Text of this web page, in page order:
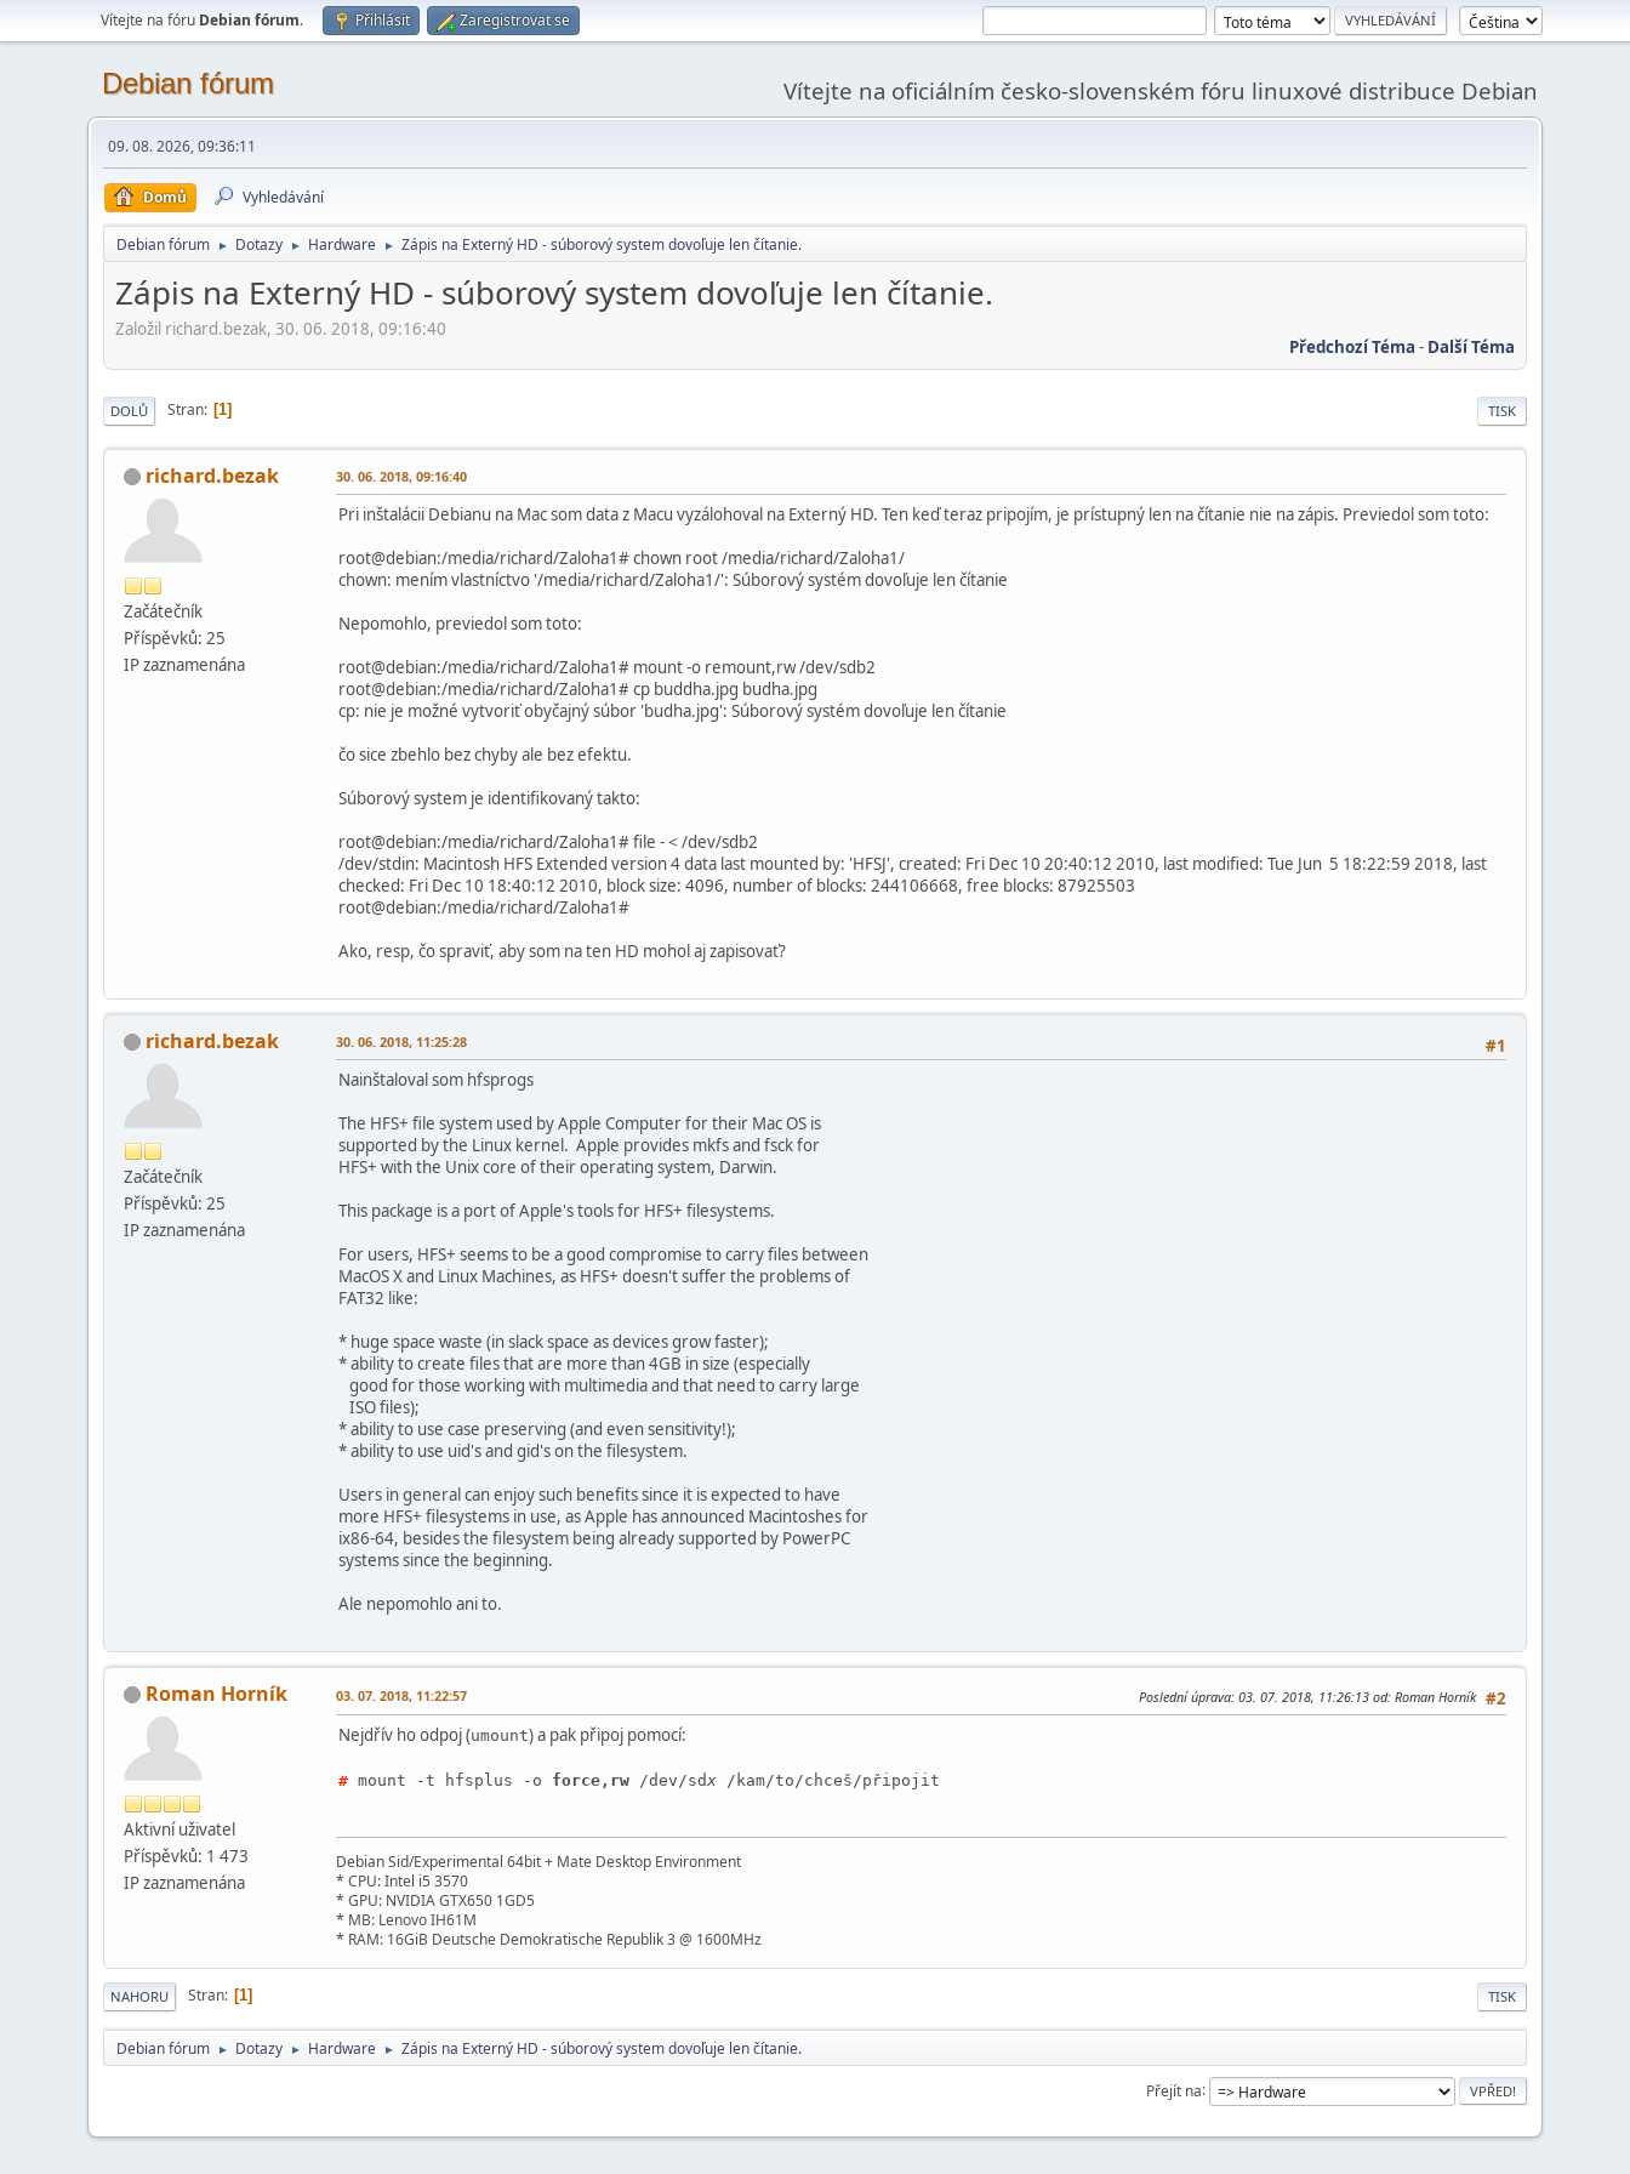
Vítejte na fóru Debian fórum. Přihlásit Zaregistrovat se
Debian fórum Vítejte na oficiálním česko-slovenském fóru linuxové distribuce Debian
09. 08. 2026, 09:36:11
Domů Vyhledávání
Debian fórum ► Dotazy ► Hardware ► Zápis na Externý HD - súborový system dovoľuje len čítanie.
Zápis na Externý HD - súborový system dovoľuje len čítanie.
Založil richard.bezak, 30. 06. 2018, 09:16:40
Předchozí Téma - Další Téma
TISK
DOLŮ Stran 1
richard.bezak
Začátečník
Příspěvků: 25
IP zaznamenána
30. 06. 2018, 09:16:40
Pri inštalácii Debianu na Mac som data z Macu vyzálohoval na Externý HD. Ten keď teraz pripojím, je prístupný len na čítanie nie na zápis. Previedol som toto:
root@debian:/media/richard/Zaloha1# chown root /media/richard/Zaloha1/
chown: mením vlastníctvo '/media/richard/Zaloha1/': Súborový systém dovoľuje len čítanie
Nepomohlo, previedol som toto:
root@debian:/media/richard/Zaloha1# mount -o remount,rw /dev/sdb2
root@debian:/media/richard/Zaloha1# cp buddha.jpg budha.jpg
cp: nie je možné vytvoriť obyčajný súbor 'budha.jpg': Súborový systém dovoľuje len čítanie
čo sice zbehlo bez chyby ale bez efektu.
Súborový system je identifikovaný takto:
root@debian:/media/richard/Zaloha1# file - < /dev/sdb2
/dev/stdin: Macintosh HFS Extended version 4 data last mounted by: 'HFSJ', created: Fri Dec 10 20:40:12 2010, last modified: Tue Jun 5 18:22:59 2018, last
checked: Fri Dec 10 18:40:12 2010, block size: 4096, number of blocks: 244106668, free blocks: 87925503
root@debian:/media/richard/Zaloha1#
Ako, resp, čo spraviť, aby som na ten HD mohol aj zapisovať?
richard.bezak
Začátečník
Příspěvků: 25
IP zaznamenána
#1
30. 06. 2018, 11:25:28
Nainštaloval som hfsprogs
The HFS+ file system used by Apple Computer for their Mac OS is
supported by the Linux kernel. Apple provides mkfs and fsck for
HFS+ with the Unix core of their operating system, Darwin.
This package is a port of Apple's tools for HFS+ filesystems.
For users, HFS+ seems to be a good compromise to carry files between
MacOS X and Linux Machines, as HFS+ doesn't suffer the problems of
FAT32 like:
* huge space waste (in slack space as devices grow faster);
* ability to create files that are more than 4GB in size (especially
good for those working with multimedia and that need to carry large
ISO files);
* ability to use case preserving (and even sensitivity!);
* ability to use uid's and gid's on the filesystem.
Users in general can enjoy such benefits since it is expected to have
more HFS+ filesystems in use, as Apple has announced Macintoshes for
ix86-64, besides the filesystem being already supported by PowerPC
systems since the beginning.
Ale nepomohlo ani to.
Roman Horník
Aktivní­ uživatel
Příspěvků: 1 473
IP zaznamenána
#2
03. 07. 2018, 11:22:57 Poslední úprava: 03. 07. 2018, 11:26:13 od: Roman Horník
Nejdřív ho odpoj (umount) a pak připoj pomocí:
# mount -t hfsplus -o force,rw /dev/sd x /kam/to/chceš/připojit
Debian Sid/Experimental 64bit + Mate Desktop Environment
* CPU: Intel i5 3570
* GPU: NVIDIA GTX650 1GD5
* MB: Lenovo IH61M
* RAM: 16GiB Deutsche Demokratische Republik 3 @ 1600MHz
TISK
NAHORU Stran 1
Debian fórum ► Dotazy ► Hardware ► Zápis na Externý HD - súborový system dovoľuje len čítanie.
Přejít na